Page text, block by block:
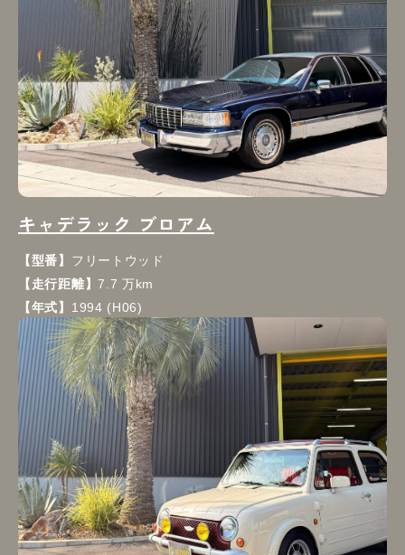
キャデラック ブロアム
【型番】 フリートウッド
【走行距離】7.7 万km
【年式】 1994 (H06)